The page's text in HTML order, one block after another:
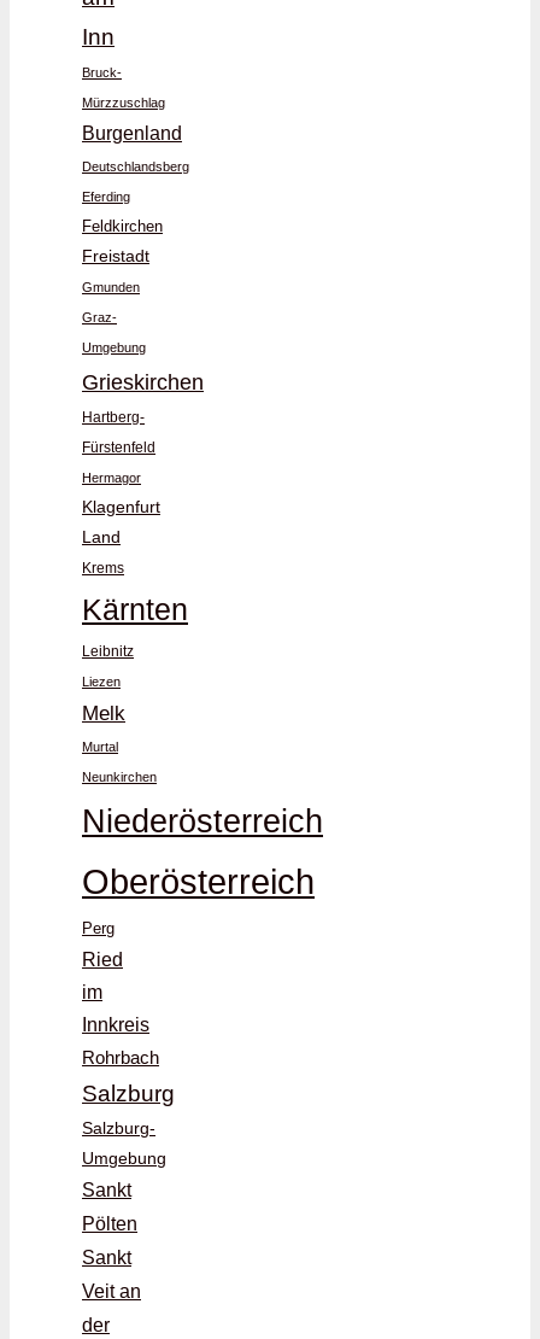
Inn
Bruck-
Mürzzuschlag
Burgenland
Deutschlandsberg
Eferding
Feldkirchen
Freistadt
Gmunden
Graz-
Umgebung
Grieskirchen
Hartberg-
Fürstenfeld
Hermagor
Klagenfurt
Land
Krems
Kärnten
Leibnitz
Liezen
Melk
Murtal
Neunkirchen
Niederösterreich
Oberösterreich
Perg
Ried
im
Innkreis
Rohrbach
Salzburg
Salzburg-
Umgebung
Sankt
Pölten
Sankt
Veit an
der